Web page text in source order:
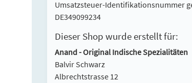
Umsatzsteuer-Identifikationsnummer
DE349099234
Dieser Shop wurde erstellt für:
Anand - Original Indische Spezialitäten
Balvir Schwarz
Albrechtstrasse 12